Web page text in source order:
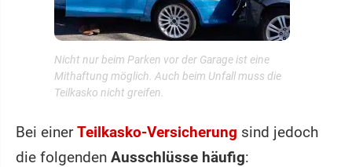
Nicht nur beim Parken vor der Garage ist eine
Mithaftung möglich. Auch beim Unfall muss die
Teilkasko nicht greifen.
Bei einerTeilkasko-Versicherung sind jedoch
die folgenden Ausschlüsse häufig: